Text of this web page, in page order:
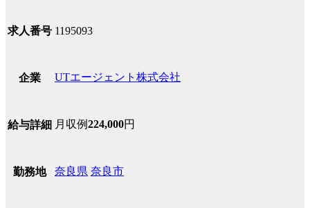
求人番号 1195093
企業 UTエージェント株式会社
給与詳細 月収例224,000円
勤務地 奈良県 奈良市